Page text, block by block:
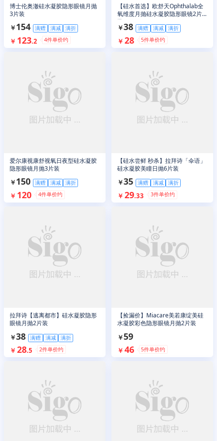
博士伦奥澈硅水凝胶隐形眼镜月抛
3片装
￥154 满赠 满减 满折
￥ 123.2 4件单价约
【硅水首选】欧舒天Ophthalab全
氧维度月抛硅水凝胶隐形眼镜2片
装
￥38 满赠 满减 满折
￥ 28 5件单价约
爱尔康视康舒视氧日夜型硅水凝胶
隐形眼镜月抛3片装
￥150 满赠 满减 满折
￥ 120 4件单价约
【硅水尝鲜 秒杀】拉拜诗「伞语」
硅水凝胶美瞳日抛6片装
￥35 满赠 满减 满折
￥ 29.33 3件单价约
拉拜诗【逃离都市】硅水凝胶隐形
眼镜月抛2片装
￥38 满赠 满减 满折
￥ 28.5 2件单价约
【捡漏价】Miacare美若康绽美硅
水凝胶彩色隐形眼镜月抛2片装
￥59
￥ 46 5件单价约